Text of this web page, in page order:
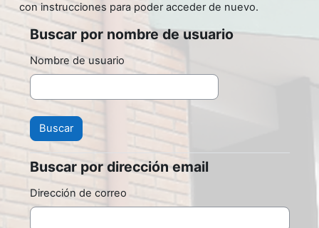
con instrucciones para poder acceder de nuevo.
Buscar por nombre de usuario
Buscar por nombre de usuario
Nombre de usuario
Buscar por dirección email
Buscar por dirección email
Dirección de correo